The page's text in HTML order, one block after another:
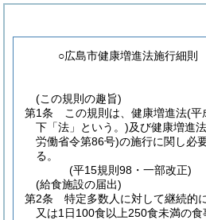
○広島市健康増進法施行細則
(この規則の趣旨)
第1条
この規則は、健康増進法(平
下「法」という。)及び健康増進
労働省令第86号)の施行に関し必
る。
(平15規則98・一部改正)
(給食施設の届出)
第2条
特定多数人に対して継続的
又は1日100食以上250食未満の